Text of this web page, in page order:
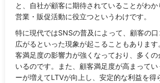
と、自社が顧客に期待されていることがわ
営業・販促活動に役立つというわけです。
特に現代ではSNSの普及によって、顧客の
広がるといった現象が起こることもありま
客満足度の影響力が強くなっており、多く
いるのです。また、顧客満足度が高まってい
ーが増えてLTVが向上し、安定的な利益を得